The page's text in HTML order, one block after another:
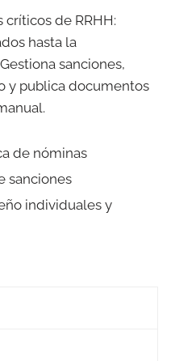
críticos de RRHH:
hasta la
sanciones,
y publica documentos
de nóminas
sanciones
individuales y